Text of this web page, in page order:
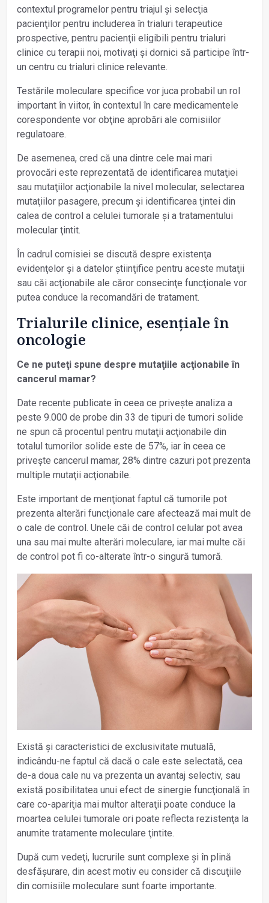
contextul programelor pentru triajul și selecţia
pacienţilor pentru includerea în trialuri terapeutice
prospective, pentru pacienţii eligibili pentru trialuri
clinice cu terapii noi, motivaţi și dornici să participe într-
un centru cu trialuri clinice relevante.
Testările moleculare specifice vor juca probabil un rol
important în viitor, în contextul în care medicamentele
corespondente vor obţine aprobări ale comisiilor
regulatoare.
De asemenea, cred că una dintre cele mai mari
provocări este reprezentată de identificarea mutaţiei
sau mutaţiilor acţionabile la nivel molecular, selectarea
mutaţiilor pasagere, precum și identificarea ţintei din
calea de control a celulei tumorale și a tratamentului
molecular ţintit.
În cadrul comisiei se discută despre existenţa
evidenţelor și a datelor știinţifice pentru aceste mutaţii
sau căi acţionabile ale căror consecinţe funcţionale vor
putea conduce la recomandări de tratament.
Trialurile clinice, esenţiale în
oncologie
Ce ne puteţi spune despre mutaţiile acţionabile în
cancerul mamar?
Date recente publicate în ceea ce privește analiza a
peste 9.000 de probe din 33 de tipuri de tumori solide
ne spun că procentul pentru mutaţii acţionabile din
totalul tumorilor solide este de 57%, iar în ceea ce
privește cancerul mamar, 28% dintre cazuri pot prezenta
multiple mutaţii acţionabile.
Este important de menţionat faptul că tumorile pot
prezenta alterări funcţionale care afectează mai mult de
o cale de control. Unele căi de control celular pot avea
una sau mai multe alterări moleculare, iar mai multe căi
de control pot fi co-alterate într-o singură tumoră.
Există și caracteristici de exclusivitate mutuală,
indicându-ne faptul că dacă o cale este selectată, cea
de-a doua cale nu va prezenta un avantaj selectiv, sau
există posibilitatea unui efect de sinergie funcţională în
care co-apariţia mai multor alteraţii poate conduce la
moartea celulei tumorale ori poate reflecta rezistenţa la
anumite tratamente moleculare ţintite.
După cum vedeţi, lucrurile sunt complexe și în plină
desfășurare, din acest motiv eu consider că discuţiile
din comisiile moleculare sunt foarte importante.